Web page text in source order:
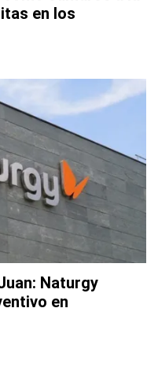
en los
Naturgy
en